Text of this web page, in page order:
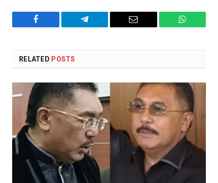
Facebook Telegram Email
RELATED POSTS